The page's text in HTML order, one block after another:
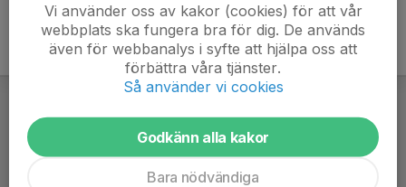
Vi använder oss av kakor (cookies) för att vår
webbplats ska fungera bra för dig. De används
även för webbanalys i syfte att hjälpa oss att
förbättra våra tjänster.
Så använder vi cookies
Godkänn alla kakor
Bara nödvändiga